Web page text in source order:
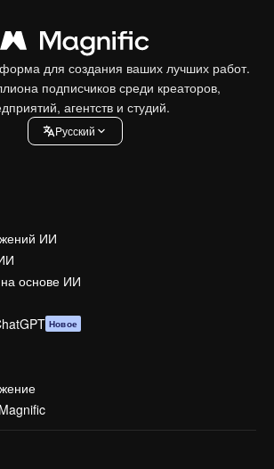
для создания ваших лучших работ.
подписчиков среди креаторов,
агентств и студий.
Pусский
ИИ
основе ИИ
Новое